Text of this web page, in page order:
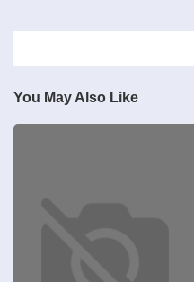
You May Also Like